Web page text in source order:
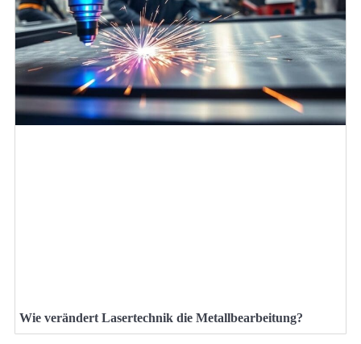
Wie verändert Lasertechnik die Metallbearbeitung?